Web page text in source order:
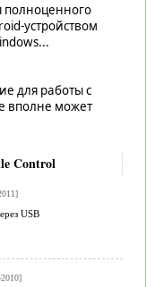
полноценного
устройством
для работы с
вполне может
Control
USB